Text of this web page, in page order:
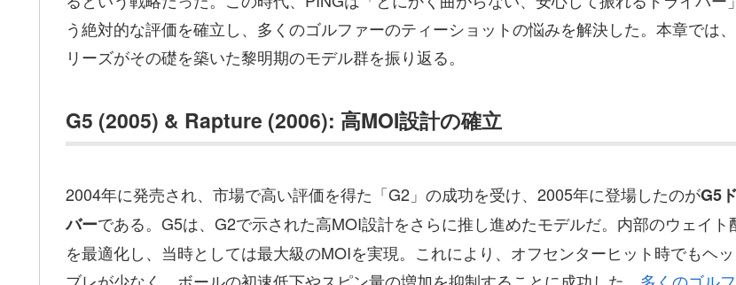
う絶対的な評価を確立し、多くのゴルファーのティーショットの悩みを解決した。本章では
リーズがその礎を築いた黎明期のモデル群を振り返る。
G5 (2005) & Rapture (2006): 高MOI設計の確立
2004年に発売され、市場で高い評価を得た「G2」の成功を受け、2005年に登場したのがG5
バーである。G5は、G2で示された高MOI設計をさらに推し進めたモデルだ。内部のウェイト
を最適化し、当時としては最大級のMOIを実現。これにより、オフセンターヒット時でもヘ
ブレが少なく、ボールの初速低下やスピン量の増加を抑制することに成功した。 多くのゴル